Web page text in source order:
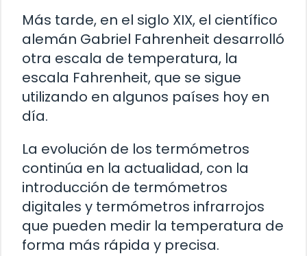
Más tarde, en el siglo XIX, el científico
alemán Gabriel Fahrenheit desarrolló
otra escala de temperatura, la
escala Fahrenheit, que se sigue
utilizando en algunos países hoy en
día.
La evolución de los termómetros
continúa en la actualidad, con la
introducción de termómetros
digitales y termómetros infrarrojos
que pueden medir la temperatura de
forma más rápida y precisa.